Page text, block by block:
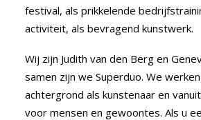
festival, als prikkelende
activiteit, als bevragend kunstwerk.
Wij zijn Judith van den Berg en
samen zijn we Superduo. We
achtergrond als kunstenaar en
voor mensen en gewoontes. Als u